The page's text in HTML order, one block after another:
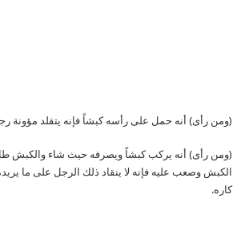
(ومن رأى) أنه حمل على رأسه كبشاً فإنه يتقلد مؤونة
(ومن رأى) أنه يركب كبشاً ويصرفه حيث شاء والكبش
الكبش وصعب عليه فإنه لا ينقاد ذلك الرجل على ما
كاره.